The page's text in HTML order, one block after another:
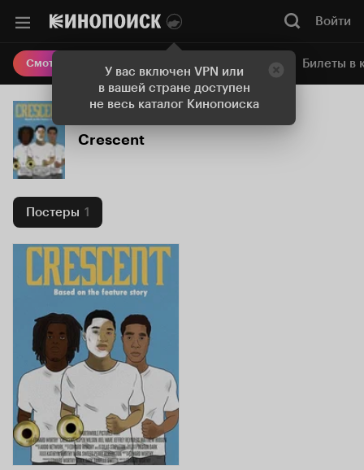
У вас включен VPN или
в вашей стране доступен
не весь каталог Кинопоиска
Войти
Смотреть кино Онлайн-кинотеатр Билеты в
Crescent
Постеры 1